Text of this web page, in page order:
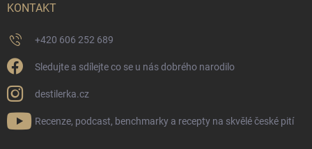
KONTAKT
+420 606 252 689
Sledujte a sdílejte co se u nás dobrého narodilo
destilerka.cz
Recenze, podcast, benchmarky a recepty na skvělé české pití